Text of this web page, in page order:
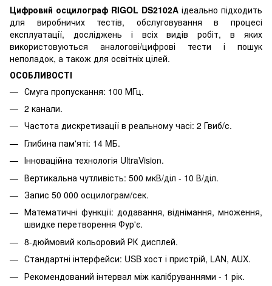
Цифровий осцилограф RIGOL DS2102A ідеально підходить
для виробничих тестів, обслуговування в процесі
експлуатації, досліджень і всіх видів робіт, в яких
використовуються аналогові/цифрові тести і пошук
неполадок, а також для освітніх цілей.
ОСОБЛИВОСТІ
Смуга пропускання: 100 МГц.
2 канали.
Частота дискретизації в реальному часі: 2 Гвиб/с.
Глибина пам'яті: 14 MБ.
Інноваційна технологія UltraVision.
Вертикальна чутливість: 500 мкВ/діл - 10 В/діл.
Запис 50 000 осцилограм/сек.
Математичні функції: додавання, віднімання, множення,
швидке перетворення Фур'є.
8-дюймовий кольоровий РК дисплей.
Стандартні інтерфейси: USB хост і пристрій, LAN, AUX.
Рекомендований інтервал між калібруваннями - 1 рік.